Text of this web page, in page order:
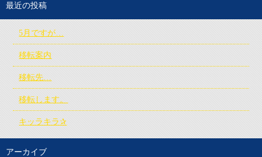
最近の投稿
5月ですが…
移転案内
移転先…
移転します。
キッラキラ✰
アーカイブ